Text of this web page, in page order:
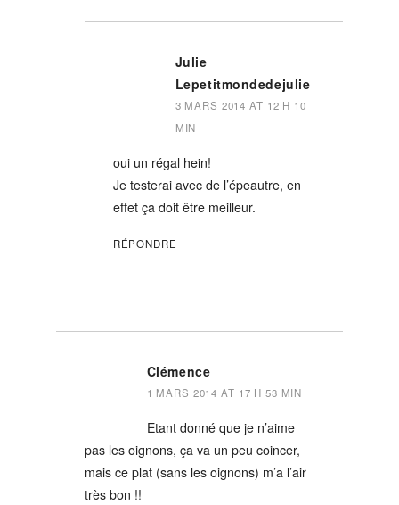
Julie
Lepetitmondedejulie
3 MARS 2014 AT 12 H 10
MIN
oui un régal hein!
Je testerai avec de l’épeautre, en
effet ça doit être meilleur.
RÉPONDRE
Clémence
1 MARS 2014 AT 17 H 53 MIN
Etant donné que je n’aime
pas les oignons, ça va un peu coincer,
mais ce plat (sans les oignons) m’a l’air
très bon !!